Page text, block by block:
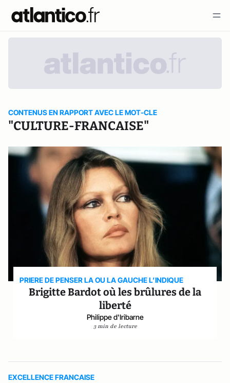
CONTENUS EN RAPPORT AVEC LE MOT-CLE
"CULTURE-FRANCAISE"
PRIERE DE PENSER LA OU LA GAUCHE L’INDIQUE
Brigitte Bardot où les brûlures de la
liberté
Philippe d'Iribarne
3 min de lecture
EXCELLENCE FRANCAISE